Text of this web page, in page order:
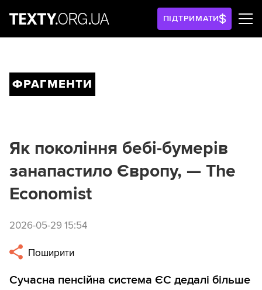
ПІДТРИМАТИ
ФРАГМЕНТИ
Як покоління бебі-бумерів
занапастило Європу, — The
Economist
2026-05-29 15:54
Поширити
Сучасна пенсійна система ЄС дедалі більше